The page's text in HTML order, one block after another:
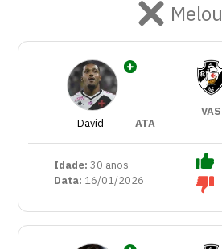
Melou
David ATA
VAS
Idade: 30 anos
Data: 16/01/2026